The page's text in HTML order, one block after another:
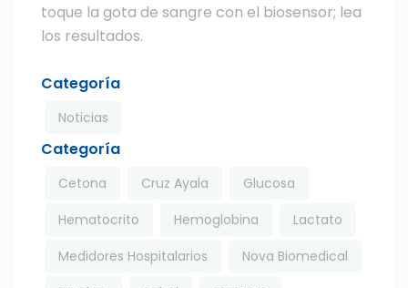
toque la gota de sangre con el biosensor; lea
los resultados.
Categoría
Noticias
Categoría
Cetona Cruz Ayala
Glucosa
Hematocrito
Hemoglobina
Lactato
Medidores Hospitalarios
Nova Biomedical